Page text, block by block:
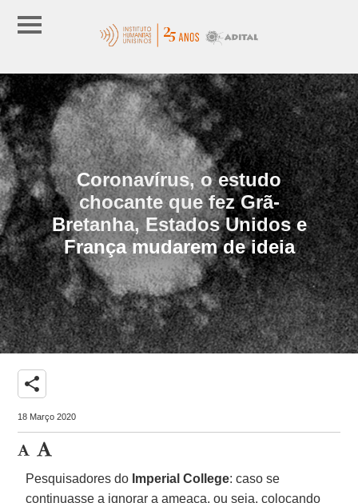
Coronavírus, o estudo
chocante que fez Grã-
Bretanha, Estados Unidos e
França mudarem de ideia
share
18 Março 2020
Pesquisadores do Imperial College: caso se
continuasse a ignorar a ameaça, ou seja, colocando